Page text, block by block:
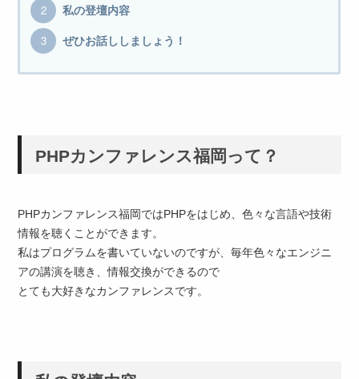
私の登壇内容
ぜひお話ししましょう！
PHPカンファレンス福岡って？
PHPカンファレンス福岡ではPHPをはじめ、色々な言語や技術
情報を聴くことができます。
私はプログラムを書いていないのですが、毎年色々なエンジニ
アの講演を聴き、情報交換ができるので
とても大好きなカンファレンスです。